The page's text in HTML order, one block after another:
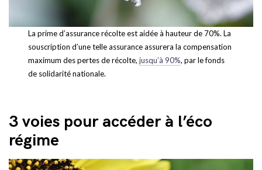
La prime d’assurance récolte est aidée à hauteur de 70%. La
souscription d’une telle assurance assurera la compensation
maximum des pertes de récolte,jusqu’à 90%, par le fonds
de solidarité nationale.
3 voies pour accéder à l’éco
régime